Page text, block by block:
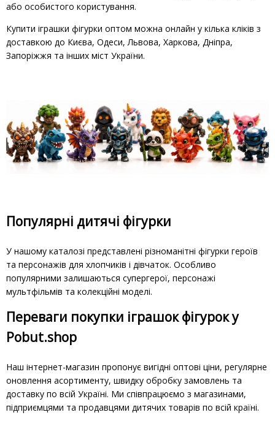
або особистого користування.
Купити іграшки фігурки оптом можна онлайн у кілька кліків з
доставкою до Києва, Одеси, Львова, Харкова, Дніпра,
Запоріжжя та інших міст України.
Популярні дитячі фігурки
У нашому каталозі представлені різноманітні фігурки героїв
та персонажів для хлопчиків і дівчаток. Особливо
популярними залишаються супергерої, персонажі
мультфільмів та колекційні моделі.
Переваги покупки іграшок фігурок у
Pobut.shop
Наш інтернет-магазин пропонує вигідні оптові ціни, регулярне
оновлення асортименту, швидку обробку замовлень та
доставку по всій Україні. Ми співпрацюємо з магазинами,
підприємцями та продавцями дитячих товарів по всій країні.